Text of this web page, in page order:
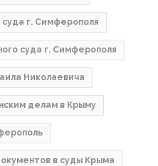
г. Симферополя
суда г. Симферополя
Николаевича
делам в Крыму
в суды Крыма